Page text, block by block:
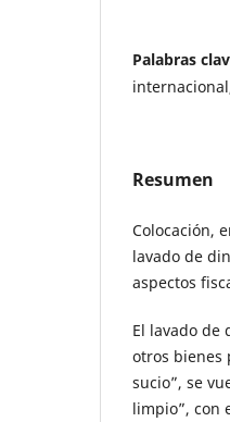
Palabras
Resumen
Colocación,
lavado de
aspectos
El lavado de
otros bienes
sucio”, se
limpio”, con